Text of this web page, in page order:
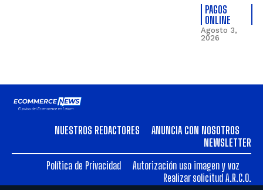
PAGOS
ONLINE
Agosto 3,
2026
NUESTROS REDACTORES
ANUNCIA CON NOSOTROS
NEWSLETTER
Política de Privacidad
Autorización uso imagen y voz
Realizar solicitud A.R.C.O.